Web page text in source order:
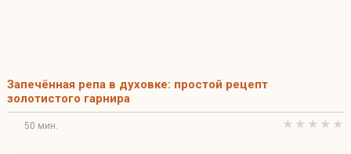
Запечённая репа в духовке: простой рецепт
золотистого гарнира
50 мин.